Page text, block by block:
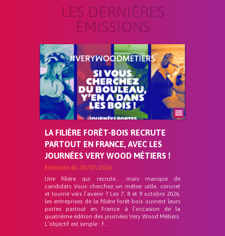
LES DERNIÈRES
ÉMISSIONS
LA FILIÈRE FORÊT-BOIS RECRUTE
PARTOUT EN FRANCE, AVEC LES
JOURNÉES VERY WOOD MÉTIERS !
Emission du 20/07/2026
Une filière qui recrute… mais manque de
candidats Vous cherchez un métier utile, concret
et tourné vers l’avenir ? Les 7, 8 et 9 octobre 2026,
les entreprises de la filière forêt-bois ouvrent leurs
portes partout en France à l’occasion de la
quatrième édition des journées Very Wood Métiers.
L’objectif est simple : f...